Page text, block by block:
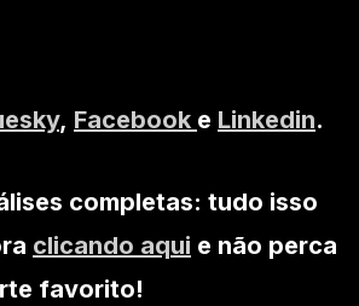
, Facebook e Linkedin.
completas: tudo isso
clicando aqui e não perca
favorito!